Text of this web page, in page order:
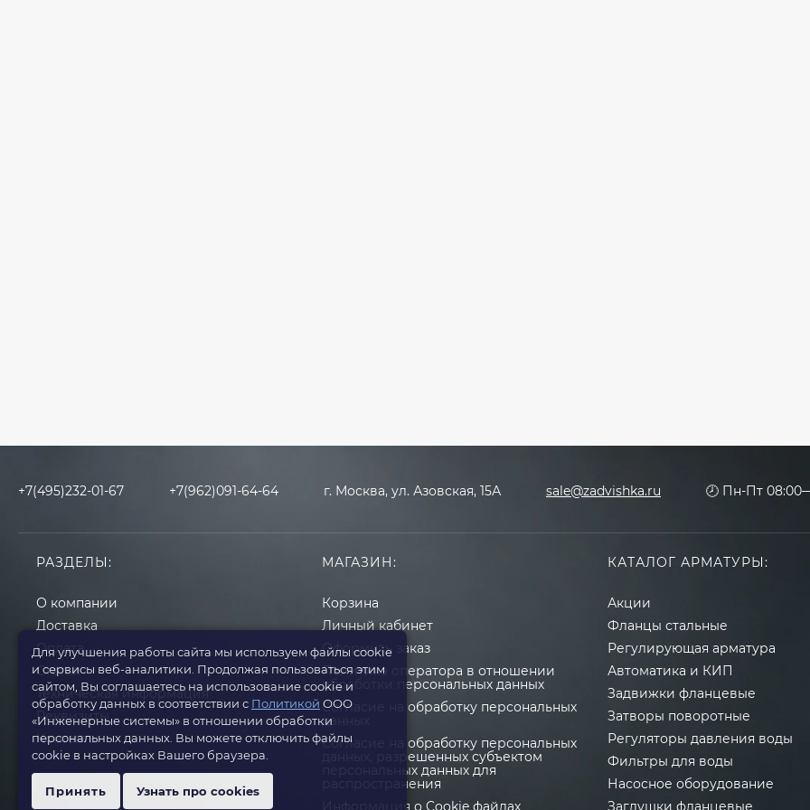
+7(495)232-01-67 +7(962)091-64-64 г. Москва, ул. Азовская, 15А sale@zadvishka.ru 🕗 Пн-Пт
РАЗДЕЛЫ:
О компании
Доставка
Оплата
Статьи
Техническая информация
Реквизиты
Контакты
МАГАЗИН:
Корзина
Личный кабинет
Оформить заказ
Политика оператора в отношении
обработки персональных данных
Согласие на обработку персональных
данных
Cогласие на обработку персональных
данных, разрешенных субъектом
персональных данных для
распространения
Информация о Cookie файлах
КАТАЛОГ АРМАТУРЫ:
Акции
Фланцы стальные
Регулирующая арматура
Автоматика и КИП
Задвижки фланцевые
Затворы поворотные
Регуляторы давления воды
Фильтры для воды
Насосное оборудование
Заглушки фланцевые
Для улучшения работы сайта мы используем файлы cookie
и сервисы веб-аналитики. Продолжая пользоваться этим
сайтом, Вы соглашаетесь на использование cookie и
обработку данных в соответствии с Политикой ООО
«Инженерные системы» в отношении обработки
персональных данных. Вы можете отключить файлы
cookie в настройках Вашего браузера.
Принять Узнать про cookies